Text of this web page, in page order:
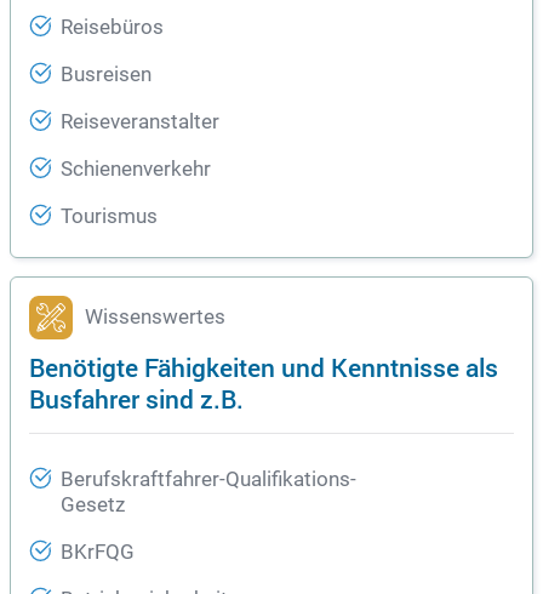
Reisebüros
Busreisen
Reiseveranstalter
Schienenverkehr
Tourismus
Wissenswertes
Benötigte Fähigkeiten und Kenntnisse als
Busfahrer sind z.B.
Berufskraftfahrer-Qualifikations-
Gesetz
BKrFQG